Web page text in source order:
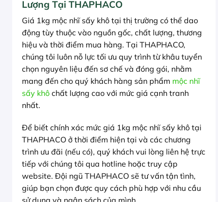
Lượng Tại THAPHACO
Giá 1kg mộc nhĩ sấy khô tại thị trường có thể dao
động tùy thuộc vào nguồn gốc, chất lượng, thương
hiệu và thời điểm mua hàng. Tại THAPHACO,
chúng tôi luôn nỗ lực tối ưu quy trình từ khâu tuyển
chọn nguyên liệu đến sơ chế và đóng gói, nhằm
mang đến cho quý khách hàng sản phẩm mộc nhĩ
sấy khô chất lượng cao với mức giá cạnh tranh
nhất.
Để biết chính xác mức giá 1kg mộc nhĩ sấy khô tại
THAPHACO ở thời điểm hiện tại và các chương
trình ưu đãi (nếu có), quý khách vui lòng liên hệ trực
tiếp với chúng tôi qua hotline hoặc truy cập
website. Đội ngũ THAPHACO sẽ tư vấn tận tình,
giúp bạn chọn được quy cách phù hợp với nhu cầu